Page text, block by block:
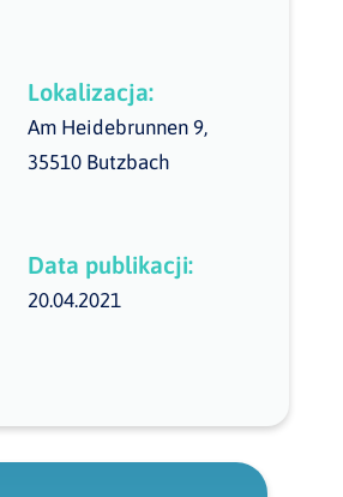
Lokalizacja:
Am Heidebrunnen 9,
35510 Butzbach
Data publikacji:
20.04.2021